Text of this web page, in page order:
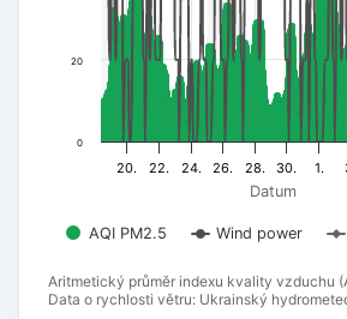
Aritmetický průměr indexu kvality vzduchu
Data o rychlosti větru: Ukrainský
Datum
AQI PM2.5 Wind power
20. 22. 24. 26. 28. 30. 1.
0
20